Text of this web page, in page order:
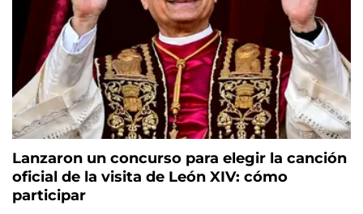
Lanzaron un concurso para elegir la canción
oficial de la visita de León XIV: cómo
participar